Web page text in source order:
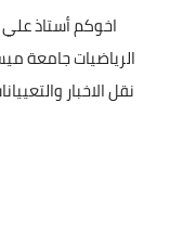
اخوكم أستاذ
الرياضيات جامعة
نقل الاخبار